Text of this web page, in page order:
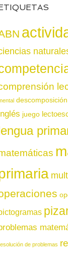
descomposición
juego
de problemas